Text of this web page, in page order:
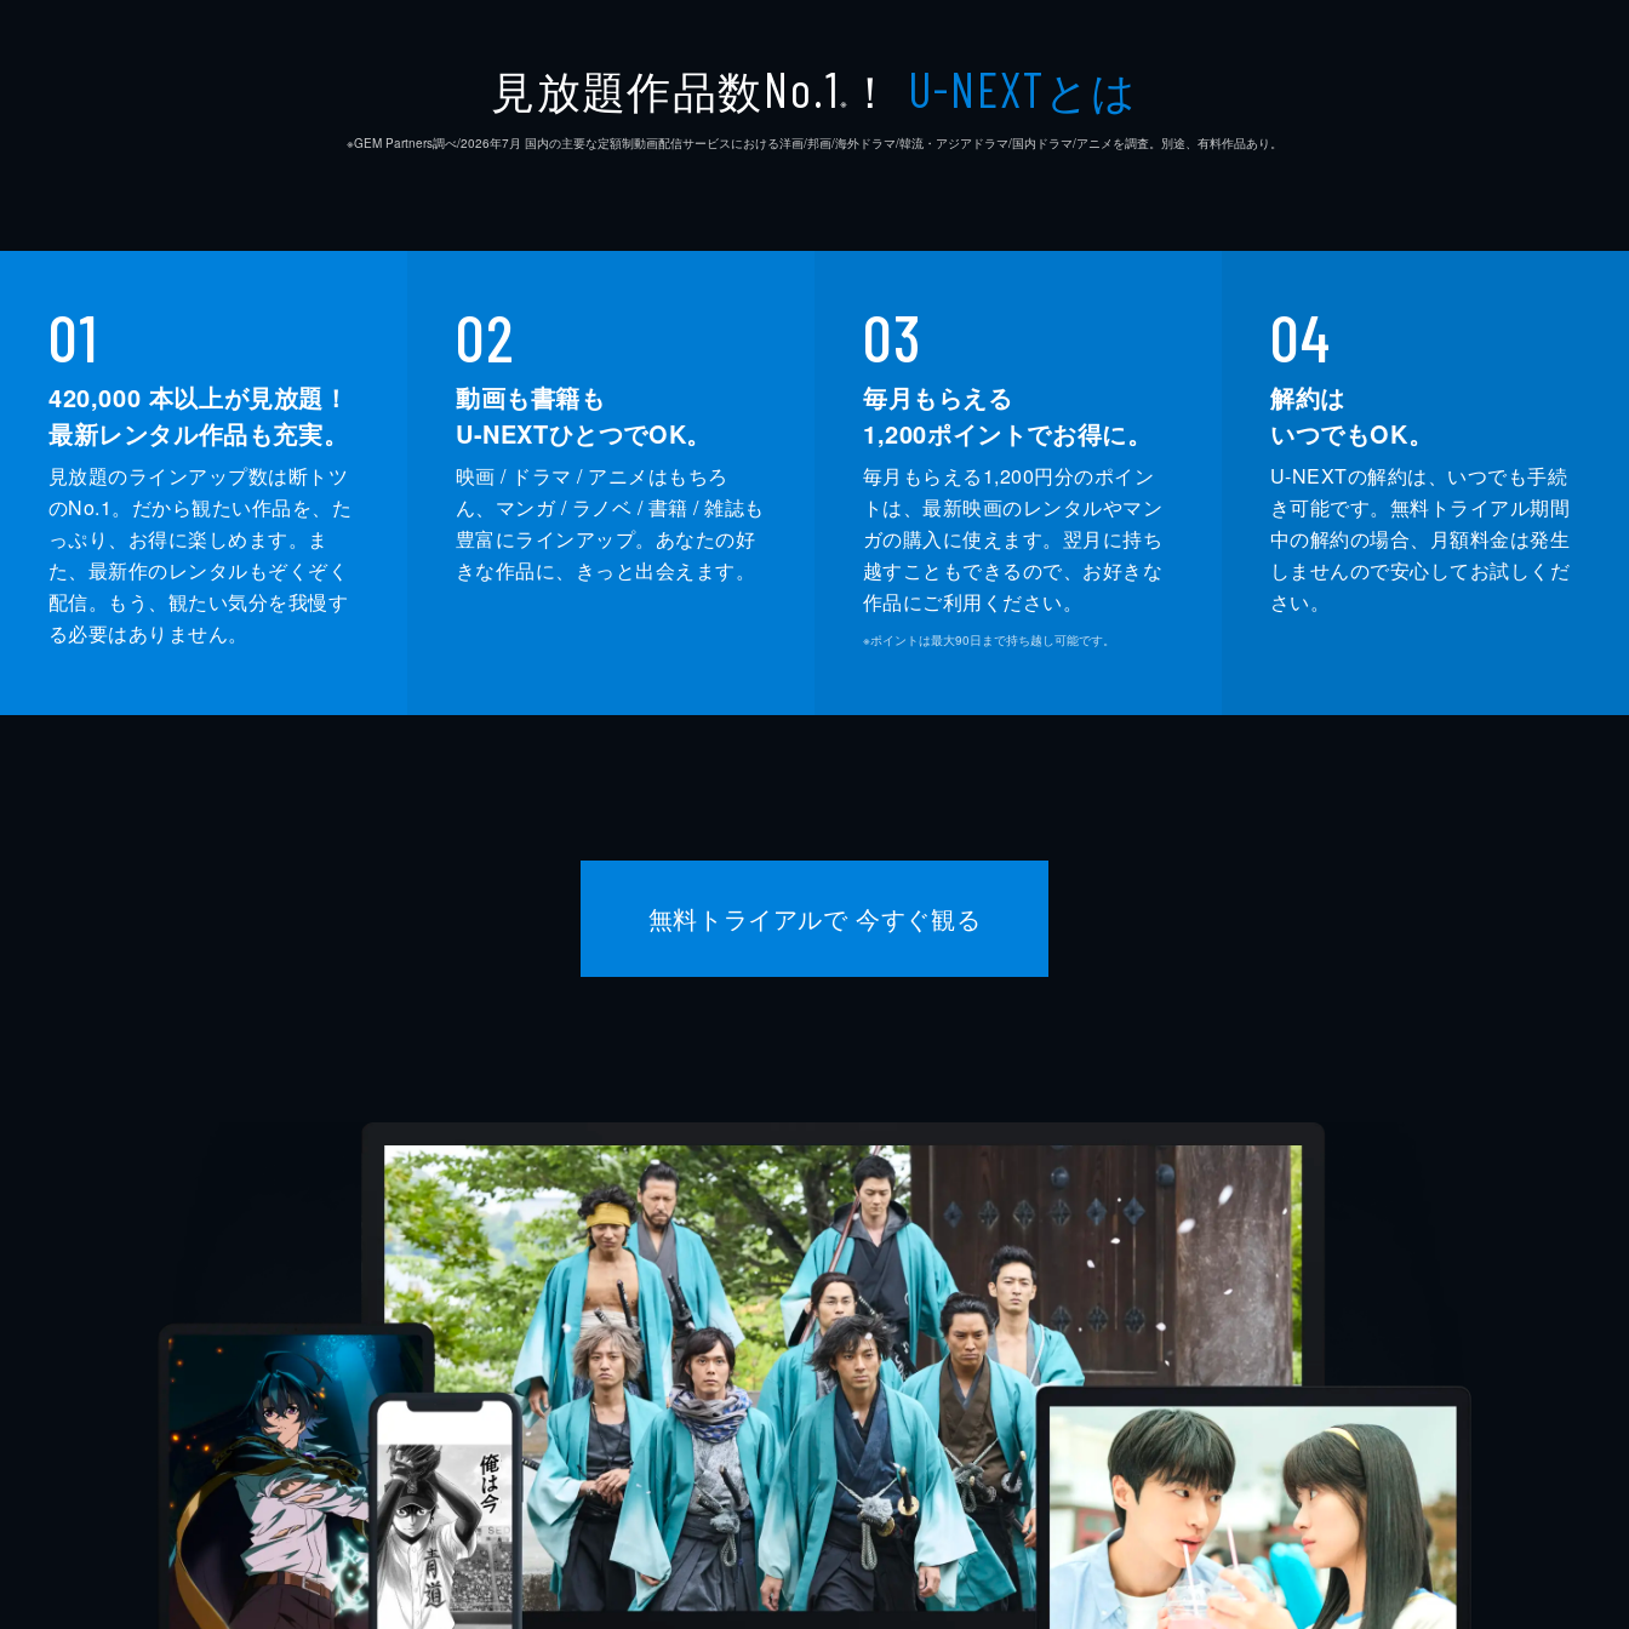
見放題作品数No.1 ※ ！ U-NEXTとは
※GEM Partners調べ/2026年7⽉ 国内の主要な定額制動画配信サービスにおける洋画/邦画/海外ドラマ/韓流・アジアドラマ/国内ドラマ/アニメを調査。別途、有料作品あり。
01
420,000 本以上が見放題！
最新レンタル作品も充実。
見放題のラインアップ数は断トツ
のNo.1。だから観たい作品を、た
っぷり、お得に楽しめます。ま
た、最新作のレンタルもぞくぞく
配信。もう、観たい気分を我慢す
る必要はありません。
02
動画も書籍も
U-NEXTひとつでOK。
映画 / ドラマ / アニメはもちろ
ん、マンガ / ラノベ / 書籍 / 雑誌も
豊富にラインアップ。あなたの好
きな作品に、きっと出会えます。
03
毎月もらえる
1,200ポイントでお得に。
毎月もらえる1,200円分のポイン
トは、最新映画のレンタルやマン
ガの購入に使えます。翌月に持ち
越すこともできるので、お好きな
作品にご利用ください。
※ポイントは最大90日まで持ち越し可能です。
04
解約は
いつでもOK。
U-NEXTの解約は、いつでも手続
き可能です。無料トライアル期間
中の解約の場合、月額料金は発生
しませんので安心してお試しくだ
さい。
無料トライアルで 今すぐ観る